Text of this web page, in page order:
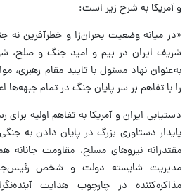
و آمریکا به شرح زیر است:
«در میانه وضعیت بحران‌زا و خطرآفرین
شریف ایران در بیم و امید جنگ و صلح،
به‌عنوان نهاد مسئول با تایید مقام رهبری،
را با تفاهم بر سر پایان جنگ در تمام جبهه‌ها
دستیابی ایران و آمریکا به تفاهم اولیه
پایدار دستاوری بزرگ در پایان دادن به
مقتدرانه نیروهای مسلح، مقاومت جانانه
مدیریت شایسته دولت و شخص
مذاکره‌کننده در چارچوب هدایت